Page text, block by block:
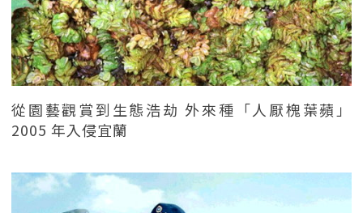
從園藝觀賞到生態浩劫 外來種「人厭槐葉蘋」
2005 年入侵宜蘭